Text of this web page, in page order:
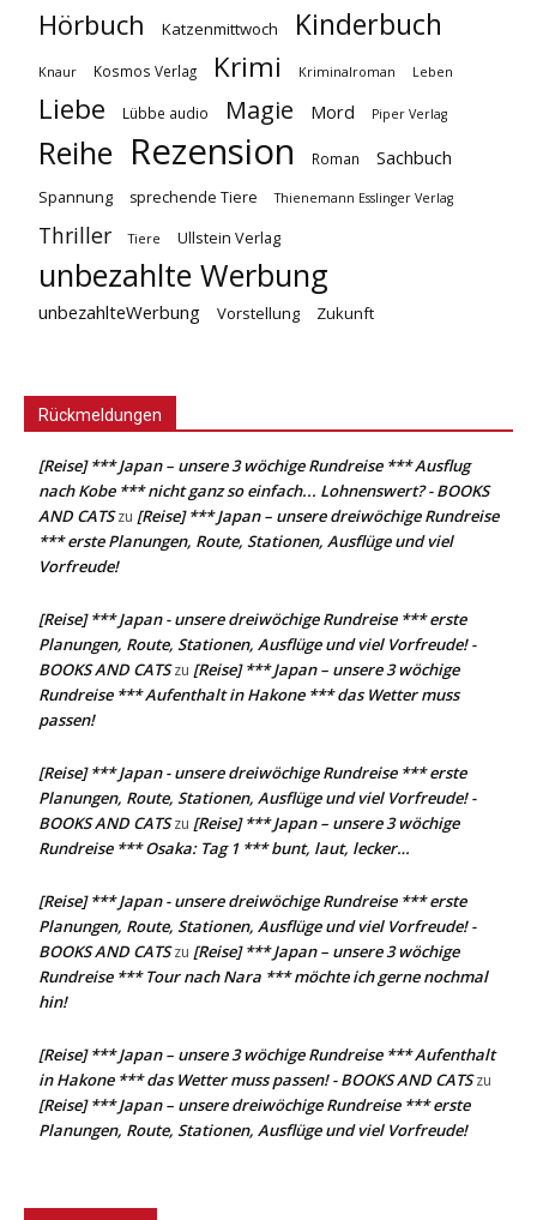
Hörbuch Katzenmittwoch Kinderbuch
Knaur Kosmos Verlag Krimi Kriminalroman Leben
Liebe Lübbe audio Magie Mord Piper Verlag
Reihe Rezension Roman Sachbuch
Spannung sprechende Tiere Thienemann Esslinger Verlag
Thriller Tiere Ullstein Verlag
unbezahlte Werbung
unbezahlteWerbung Vorstellung Zukunft
Rückmeldungen
[Reise] *** Japan – unsere 3 wöchige Rundreise *** Ausflug
nach Kobe *** nicht ganz so einfach... Lohnenswert? - BOOKS
AND CATSzu [Reise] *** Japan – unsere dreiwöchige Rundreise
*** erste Planungen, Route, Stationen, Ausflüge und viel
Vorfreude!
[Reise] *** Japan - unsere dreiwöchige Rundreise *** erste
Planungen, Route, Stationen, Ausflüge und viel Vorfreude! -
BOOKS AND CATSzu [Reise] *** Japan – unsere 3 wöchige
Rundreise *** Aufenthalt in Hakone *** das Wetter muss
passen!
[Reise] *** Japan - unsere dreiwöchige Rundreise *** erste
Planungen, Route, Stationen, Ausflüge und viel Vorfreude! -
BOOKS AND CATSzu [Reise] *** Japan – unsere 3 wöchige
Rundreise *** Osaka: Tag 1 *** bunt, laut, lecker…
[Reise] *** Japan - unsere dreiwöchige Rundreise *** erste
Planungen, Route, Stationen, Ausflüge und viel Vorfreude! -
BOOKS AND CATSzu [Reise] *** Japan – unsere 3 wöchige
Rundreise *** Tour nach Nara *** möchte ich gerne nochmal
hin!
[Reise] *** Japan – unsere 3 wöchige Rundreise *** Aufenthalt
in Hakone *** das Wetter muss passen! - BOOKS AND CATSzu
[Reise] *** Japan – unsere dreiwöchige Rundreise *** erste
Planungen, Route, Stationen, Ausflüge und viel Vorfreude!